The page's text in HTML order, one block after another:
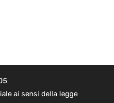
ai sensi della legge